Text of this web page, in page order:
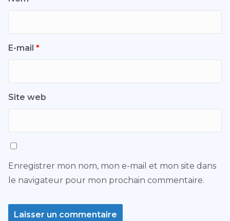
E-mail *
Site web
Enregistrer mon nom, mon e-mail et mon site dans
le navigateur pour mon prochain commentaire.